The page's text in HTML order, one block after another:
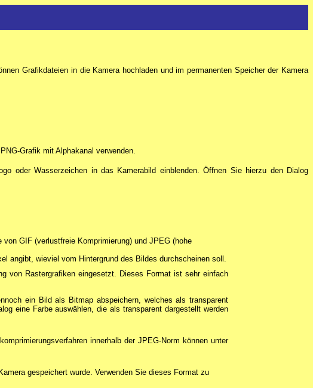
Grafikdateien in die Kamera hochladen und im permanenten Speicher der Kamera
Grafik mit Alphakanal verwenden.
oder Wasserzeichen in das Kamerabild einblenden. Öffnen Sie hierzu den Dialog
GIF (verlustfreie Komprimierung) und JPEG (hohe
angibt, wieviel vom Hintergrund des Bildes durchscheinen soll.
von Rastergrafiken eingesetzt. Dieses Format ist sehr einfach
ein Bild als Bitmap abspeichern, welches als transparent
eine Farbe auswählen, die als transparent dargestellt werden
innerhalb der JPEG-Norm können unter
gespeichert wurde. Verwenden Sie dieses Format zu